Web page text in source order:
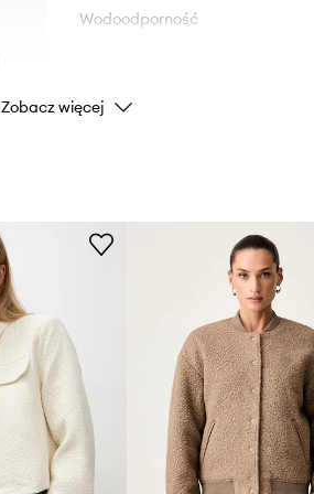
Wodoodporność
Kolor
Producent
ID Produktu
Zobacz więcej